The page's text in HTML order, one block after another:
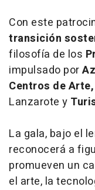
Con este
transición
filosofía de los
impulsado por
Centros de
Lanzarote y
La gala, bajo el
reconocerá a
promueven un
el arte, la